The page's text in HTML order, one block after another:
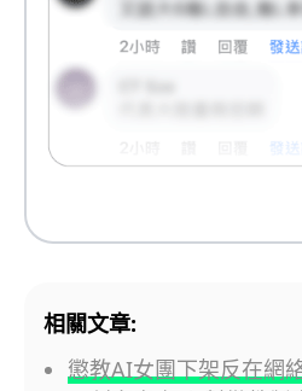
相關文章:
懲教AI女團下架反在網